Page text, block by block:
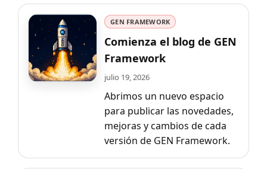
GEN FRAMEWORK
Comienza el blog de GEN
Framework
julio 19, 2026
Abrimos un nuevo espacio
para publicar las novedades,
mejoras y cambios de cada
versión de GEN Framework.